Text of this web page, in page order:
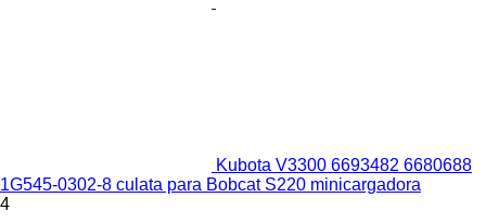
Kubota V3300 6693482 6680688
1G545-0302-8 culata para Bobcat S220 minicargadora
4